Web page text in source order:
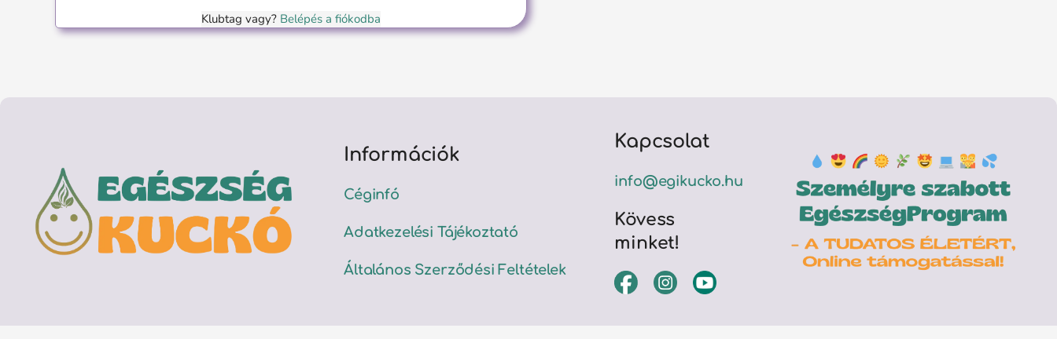
Klubtag vagy? Belépés a fiókodba
Információk
Céginfó
Adatkezelési Tájékoztató
Általános Szerződési Feltételek
Kapcsolat
info@egikucko.hu
Kövess
minket!